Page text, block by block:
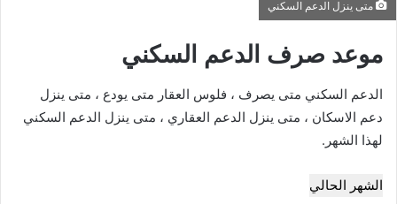
متى ينزل الدعم السكني
موعد صرف الدعم السكني
الدعم السكني متى يصرف ، فلوس العقار متى يودع ، متى ينزل
دعم الاسكان ، متى ينزل الدعم العقاري ، متى ينزل الدعم السكني
لهذا الشهر.
الشهر الحالي